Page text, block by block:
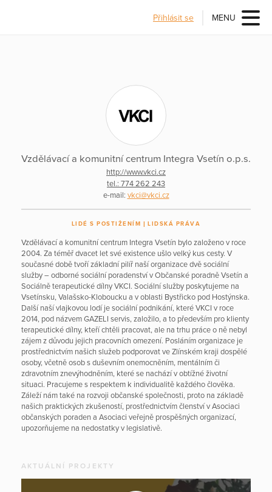
Přihlásit se MENU
Vzdělávací a komunitní centrum Integra Vsetín o.p.s.
http://www.vkci.cz
tel.: 774 262 243
e-mail: vkci@vkci.cz
LIDÉ S POSTIŽENÍM LIDSKÁ PRÁVA
Vzdělávací a komunitní centrum Integra Vsetín bylo založeno v roce
2004. Za téměř dvacet let své existence ušlo velký kus cesty. V
současné době tvoří základní pilíř naší organizace dvě sociální
služby – odborné sociální poradenství v Občanské poradně Vsetín a
Sociálně terapeutické dílny VKCI. Sociální služby poskytujeme na
Vsetínsku, Valašsko-Kloboucku a v oblasti Bystřicko pod Hostýnska.
Další naší vlajkovou lodí je sociální podnikání, které VKCI v roce
2014, pod názvem GAZELI servis, založilo, a to především pro klienty
terapeutické dílny, kteří chtěli pracovat, ale na trhu práce o ně nebyl
zájem z důvodu jejich pracovních omezení. Posláním organizace je
prostřednictvím našich služeb podporovat ve Zlínském kraji dospělé
osoby, včetně osob s duševním onemocněním, mentálním či
zdravotním znevýhodněním, které se nachází v obtížné životní
situaci. Pracujeme s respektem k individualitě každého člověka.
Záleží nám také na rozvoji občanské společnosti, proto na základě
našich praktických zkušeností, prostřednictvím členství v Asociaci
občanských poraden a Asociaci veřejně prospěšných organizací,
upozorňujeme na nedostatky v legislativě.
AKTUÁLNÍ PROJEKTY